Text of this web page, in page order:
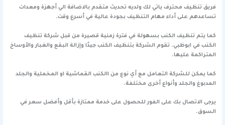
فريق تنظيف محترف ياتي لك ولديه تحديث متقدم بالاضافة الي أجهزة ومعدات
تساعدهم على أداء مهام التنظيف بجودة عالية في أسرع وقت.
كما يتم تنظيف الكنب بسهولة في فترة زمنية قصيرة من قبل شركة تنظيف
الكنب في ابوظبي. تقوم الشركة بتنظيف الكنب جيدًا وإزالة البقع والغبار والأوساخ
المتراكمة عليها.
كما يمكن للشركة التعامل مع أي نوع من االكنب القماشية او المخملية والجلد
المدبوغ والجلد وأنواع أخرى مختلفة.
يرجى الاتصال بك على الفور للحصول على خدمة ممتازة بأقل وأفضل سعر في
السوق.